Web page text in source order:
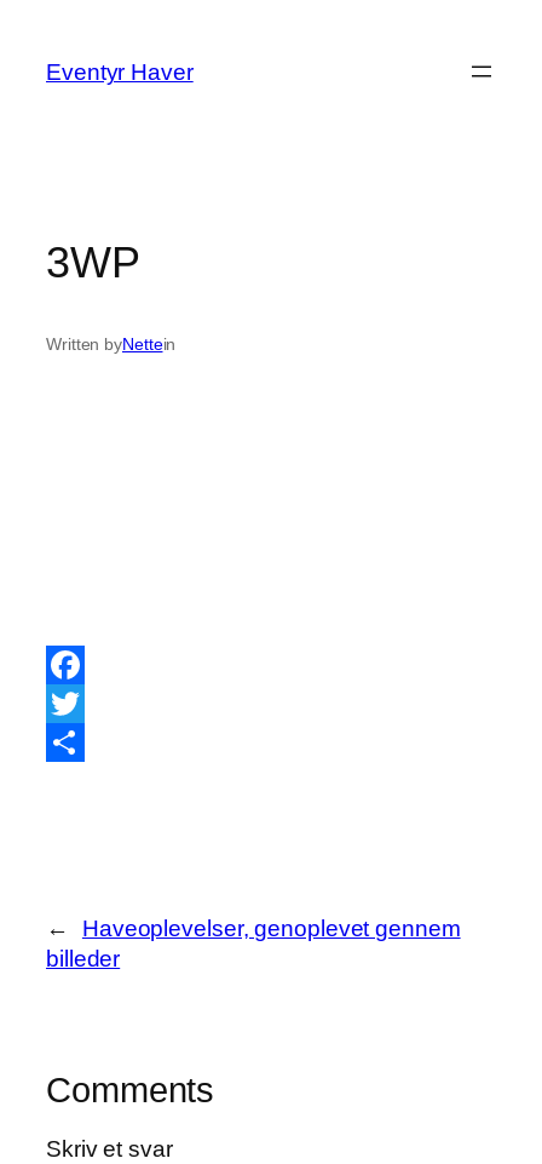
indhold
Eventyr Haver
3WP
Written byNettein
Facebook
Twitter
←
Haveoplevelser, genoplevet gennem
billeder
Comments
Skriv et svar